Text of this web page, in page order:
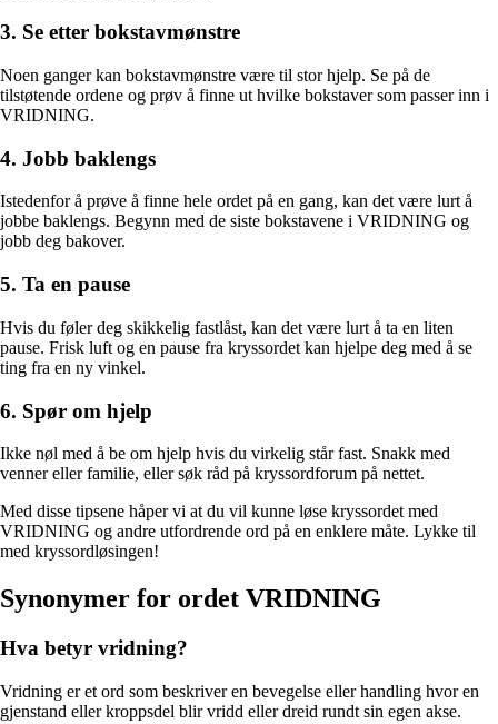
3. Se etter bokstavmønstre
Noen ganger kan bokstavmønstre være til stor hjelp. Se på de
tilstøtende ordene og prøv å finne ut hvilke bokstaver som passer inn i
VRIDNING.
4. Jobb baklengs
Istedenfor å prøve å finne hele ordet på en gang, kan det være lurt å
jobbe baklengs. Begynn med de siste bokstavene i VRIDNING og
jobb deg bakover.
5. Ta en pause
Hvis du føler deg skikkelig fastlåst, kan det være lurt å ta en liten
pause. Frisk luft og en pause fra kryssordet kan hjelpe deg med å se
ting fra en ny vinkel.
6. Spør om hjelp
Ikke nøl med å be om hjelp hvis du virkelig står fast. Snakk med
venner eller familie, eller søk råd på kryssordforum på nettet.
Med disse tipsene håper vi at du vil kunne løse kryssordet med
VRIDNING og andre utfordrende ord på en enklere måte. Lykke til
med kryssordløsingen!
Synonymer for ordet VRIDNING
Hva betyr vridning?
Vridning er et ord som beskriver en bevegelse eller handling hvor en
gjenstand eller kroppsdel blir vridd eller dreid rundt sin egen akse.